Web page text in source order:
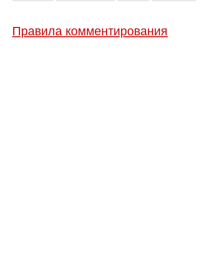
Правила комментирования